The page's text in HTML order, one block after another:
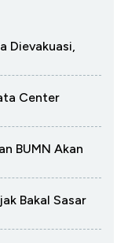
Dievakuasi,
Center
BUMN Akan
Bakal Sasar